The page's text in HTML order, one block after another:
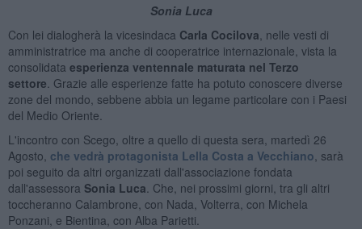
Sonia Luca
Con lei dialogherà la vicesindaca Carla Cocilova , nelle vesti di
amministratrice ma anche di cooperatrice internazionale, vista la
consolidata esperienza ventennale maturata nel Terzo
settore . Grazie alle esperienze fatte ha potuto conoscere diverse
zone del mondo, sebbene abbia un legame particolare con i Paesi
del Medio Oriente.
L'incontro con Scego, oltre a quello di questa sera, martedì 26
Agosto, che vedrà protagonista Lella Costa a Vecchiano , sarà
poi seguito da altri organizzati dall'associazione fondata
dall'assessora Sonia Luca . Che, nei prossimi giorni, tra gli altri
toccheranno Calambrone, con Nada, Volterra, con Michela
Ponzani, e Bientina, con Alba Parietti.